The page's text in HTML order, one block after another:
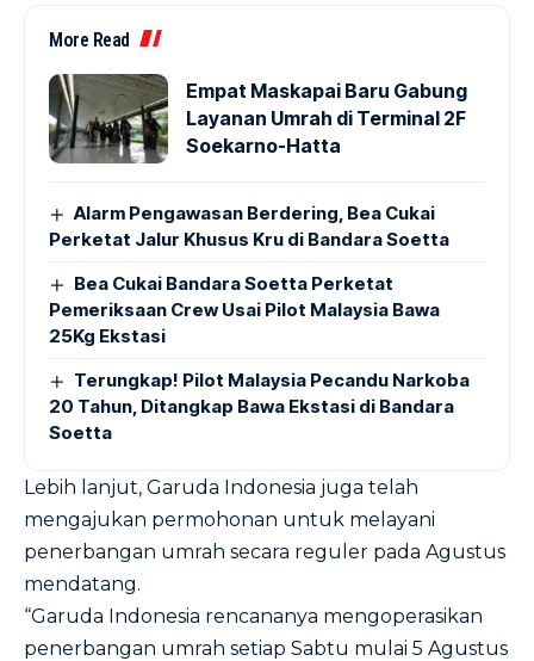
More Read
Empat Maskapai Baru Gabung
Layanan Umrah di Terminal 2F
Soekarno-Hatta
Alarm Pengawasan Berdering, Bea Cukai
Perketat Jalur Khusus Kru di Bandara Soetta
Bea Cukai Bandara Soetta Perketat
Pemeriksaan Crew Usai Pilot Malaysia Bawa
25Kg Ekstasi
Terungkap! Pilot Malaysia Pecandu Narkoba
20 Tahun, Ditangkap Bawa Ekstasi di Bandara
Soetta
Lebih lanjut, Garuda Indonesia juga telah
mengajukan permohonan untuk melayani
penerbangan umrah secara reguler pada Agustus
mendatang.
“Garuda Indonesia rencananya mengoperasikan
penerbangan umrah setiap Sabtu mulai 5 Agustus